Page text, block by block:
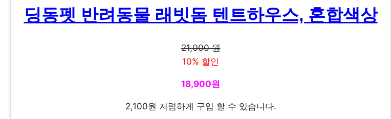
딩동펫 반려동물 래빗돔 텐트하우스, 혼합색상
21,000 원
10% 할인
18,900원
2,100원 저렴하게 구입 할 수 있습니다.